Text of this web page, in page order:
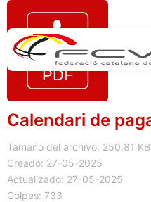
Calendari de
Tamaño del archivo: 250.81 KB
Creado: 27-05-2025
Actualizado: 27-05-2025
Golpes: 733